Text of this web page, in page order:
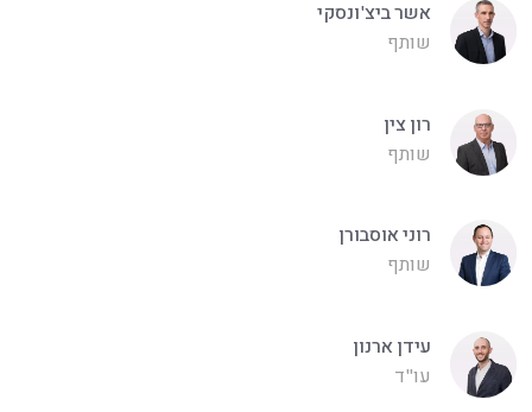
אשר ביצ'ונסקי
שותף
רון צין
שותף
רוני אוסבורן
שותף
עידן ארנון
עו"ד